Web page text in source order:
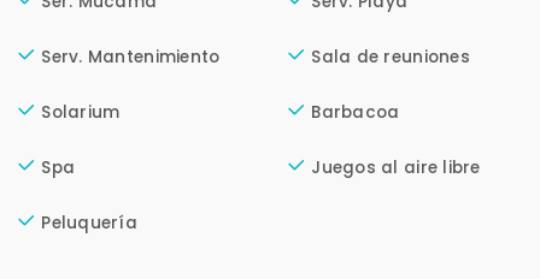
Serv. Mantenimiento Sala de reuniones
Solarium Barbacoa
Spa Juegos al aire libre
Peluquería
Cancelar